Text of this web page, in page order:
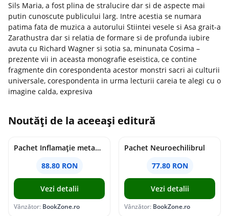
Sils Maria, a fost plina de stralucire dar si de aspecte mai
putin cunoscute publicului larg. Intre acestia se numara
patima fata de muzica a autorului Stiintei vesele si Asa grait-a
Zarathustra dar si relatia de formare si de profunda iubire
avuta cu Richard Wagner si sotia sa, minunata Cosima –
prezente vii in aceasta monografie eseistica, ce contine
fragmente din corespondenta acestor monstri sacri ai culturii
universale, corespondenta in urma lecturii careia te alegi cu o
imagine calda, expresiva
Noutăți de la aceeași editură
Pachet Inflamație metabolism și creier
88.80 RON
Vezi detalii
Vânzător: BookZone.ro
Pachet Neuroechilibrul
77.80 RON
Vezi detalii
Vânzător: BookZone.ro